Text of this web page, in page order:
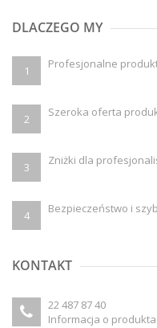
DLACZEGO MY
1 Profesjonalne
2 Szeroka oferta
3 Zniżki dla
4 Bezpieczeństwo i
KONTAKT
22 487 87 40
Informacja o